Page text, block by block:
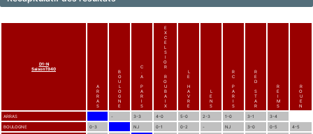
D1-N
Saison1940
A
R
R
A
S
B
O
U
L
O
G
N
E
C
A
P
A
R
I
S
E
X
C
E
L
S
I
O
R
R
O
U
B
A
I
X
L
E
H
A
V
R
E
L
E
N
S
R
C
P
A
R
I
S
R
E
D
S
T
A
R
R
E
I
M
S
R
O
U
E
N
ARRAS - 3-3 4-0 5-0 2-3 1-0 3-1 3-4
BOULOGNE 0-3 NJ 0-1 0-2 - NJ 3-0 0-5 4-5